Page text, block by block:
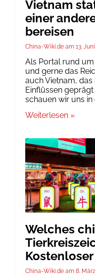
Vietnam
einer
bereisen
China-Wiki.de 13.
Als Portal rund
und gerne das
auch Vietnam,
Einflüssen
schauen wir uns
Weiterlesen »
Welches
China-Wiki.de 8.